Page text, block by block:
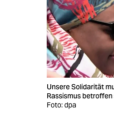
wahrheit
veranstaltungen
Unsere Solidarität
Rassismus betroffen
Foto: dpa